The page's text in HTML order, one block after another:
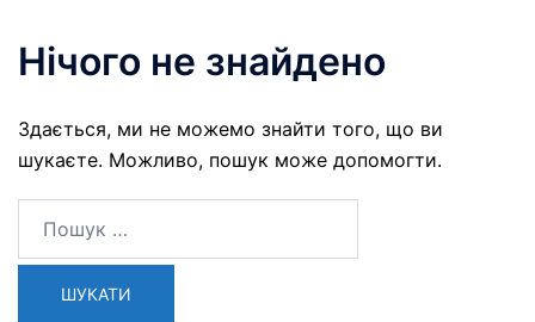
Нічого не знайдено
Здається, ми не можемо знайти того, що ви
шукаєте. Можливо, пошук може допомогти.